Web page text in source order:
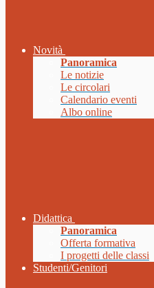
Novità
Panoramica
Le notizie
Le circolari
Calendario eventi
Albo online
Didattica
Panoramica
Offerta formativa
I progetti delle classi
Studenti/Genitori